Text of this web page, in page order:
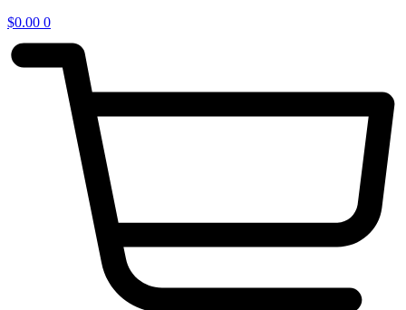
$0.00 0